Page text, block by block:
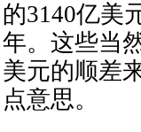
的3140亿美
年。这些当
美元的顺差
点意思。